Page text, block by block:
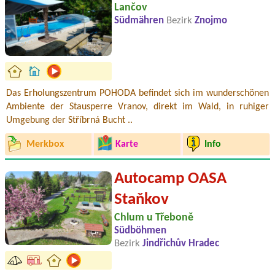
Lančov
Südmähren Bezirk Znojmo
Das Erholungszentrum POHODA befindet sich im wunderschönen
Ambiente der Stausperre Vranov, direkt im Wald, in ruhiger
Umgebung der Stříbrná Bucht ..
Merkbox Karte Info
Autocamp OASA
Staňkov
Chlum u Třeboně
Südböhmen
Bezirk Jindřichův Hradec